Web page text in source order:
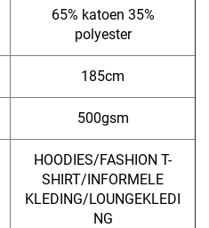
65% katoen 35%
polyester
185cm
500gsm
HOODIES/FASHION T-
SHIRT/INFORMELE
KLEDING/LOUNGEKLEDI
NG